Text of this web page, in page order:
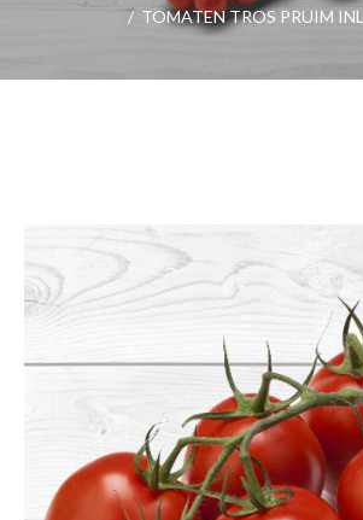
/ TOMATEN TROS PRUIM